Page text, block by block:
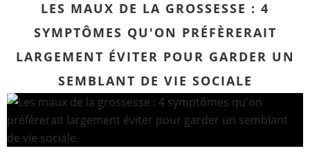
LES MAUX DE LA GROSSESSE : 4
SYMPTÔMES QU'ON PRÉFÈRERAIT
LARGEMENT ÉVITER POUR GARDER UN
SEMBLANT DE VIE SOCIALE